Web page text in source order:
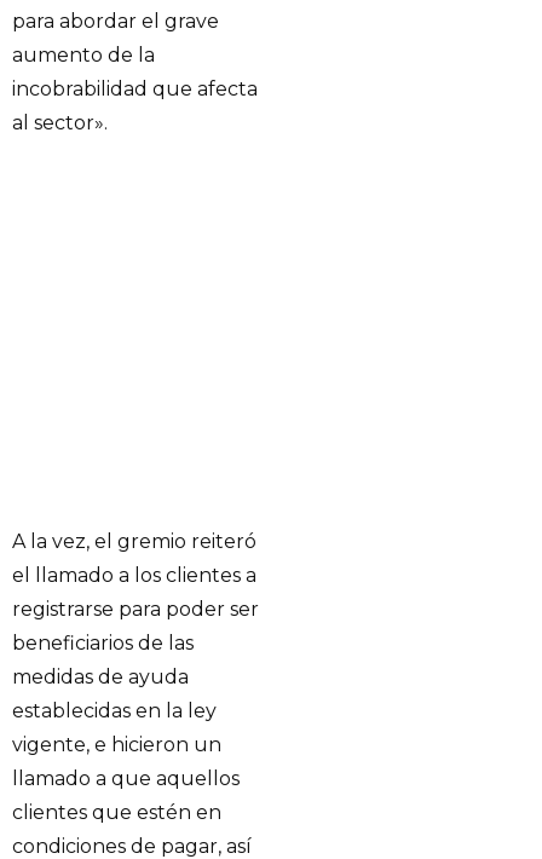
para abordar el grave
aumento de la
incobrabilidad que afecta
al sector».
A la vez, el gremio reiteró
el llamado a los clientes a
registrarse para poder ser
beneficiarios de las
medidas de ayuda
establecidas en la ley
vigente, e hicieron un
llamado a que aquellos
clientes que estén en
condiciones de pagar, así